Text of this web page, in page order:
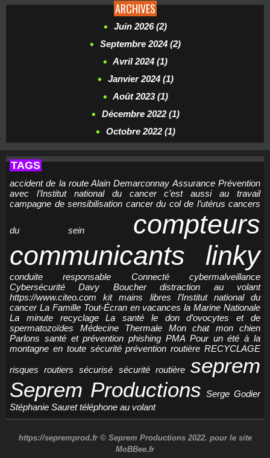
ARCHIVES
Juin 2026 (2)
Septembre 2024 (2)
Avril 2024 (1)
Janvier 2024 (1)
Août 2023 (1)
Décembre 2022 (1)
Octobre 2022 (1)
TAGS
accident de la route Alain Demarconnay Assurance Prévention
avec l’Institut national du cancer
c’est aussi au travail
campagne de sensibilisation cancer du col de l’utérus cancers
du sein
compteurs
communicants linky
conduite responsable Connecté
cybermalveillance
Cybersécurité
Davy Boucher
distraction au volant
https://www.citeo.com
kit mains libres
l’Institut national du
cancer La Famille Tout-Écran en vacances la Marine Nationale
La minute recyclage
La santé
le don d’ovocytes et de
spermatozoïdes
Médecine Thermale Mon chat
mon chien
Parlons santé et prévention phishing PMA Pour un été à la
montagne en toute sécurité prévention routière RECYCLAGE
risques routiers sécurisé sécurité routière seprem
Seprem Productions Serge Godier
Stéphanie Sauret téléphone au volant
https://sepremprod.fr © Seprem Productions 2022. pour le site
MoBBee.fr